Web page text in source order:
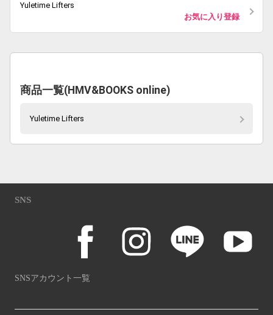
Yuletime Lifters
お気に入り登録
商品一覧(HMV&BOOKS online)
Yuletime Lifters
SNS
SNSアカウント一覧